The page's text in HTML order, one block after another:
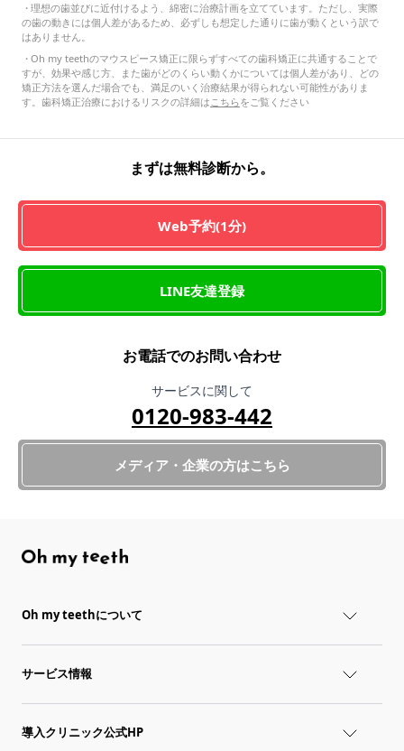
・理想の歯並びに近付けるよう、綿密に治療計画を立てています。ただし、実際
の歯の動きには個人差があるため、必ずしも想定した通りに歯が動くという訳で
はありません。
・Oh my teethのマウスピース矯正に限らずすべての歯科矯正に共通することで
すが、効果や感じ方、また歯がどのくらい動くかについては個人差があり、どの
矯正方法を選んだ場合でも、満足のいく治療結果が得られない可能性がありま
す。歯科矯正治療におけるリスクの詳細はこちらをご覧ください
まずは無料診断から。
Web予約(1分)
LINE友達登録
お電話でのお問い合わせ
サービスに関して
0120-983-442
メディア・企業の方はこちら
Oh my teethについて
サービス情報
導入クリニック公式HP